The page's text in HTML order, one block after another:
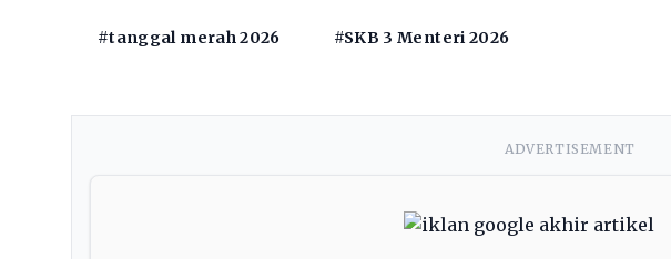
#tanggal merah 2026 #SKB 3 Menteri 2026
ADVERTISEMENT